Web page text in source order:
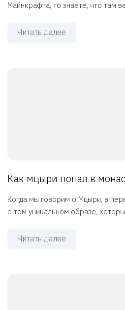
Майнкрафта, то знаете, что там
Читать далее
Как мцыри попал в
Когда мы говорим о Мцыри, в
о том уникальном образе,
Читать далее